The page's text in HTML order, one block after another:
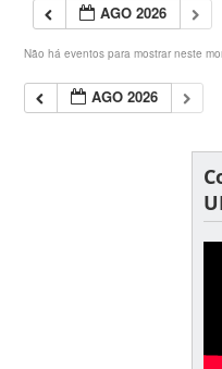
AGO 2026
Não há eventos para mostrar neste
AGO 2026